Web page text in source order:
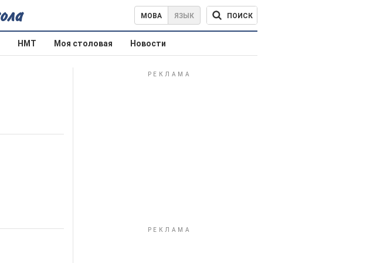
МОВА ЯЗЫК ПОИСК
НМТ Моя столовая Новости